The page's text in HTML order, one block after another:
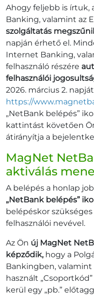
Ahogy feljebb is írtuk,
Banking, valamint az
szolgáltatás
napján érhető el.
Internet Banking,
felhasználó részére
felhasználói
2026. március 2.
https://
„NetBank belépés”
kattintást követően
átirányítja a
MagNet
aktiválás
A belépés a honlap
„NetBank belépés”
belépéskor
felhasználói nevével.
Az Ön új MagNet
képződik,hogy a
Bankingben,
használt
kerül egy „pb.”